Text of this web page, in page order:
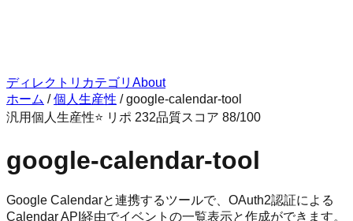
ディレクトリ カテゴリ About
ホーム / 個人生産性 /google-calendar-tool
汎用個人生産性⭐ リポ 232品質スコア 88/100
google-calendar-tool
Google Calendarと連携するツールで、OAuth2認証による
Calendar API経由でイベントの一覧表示と作成ができます。